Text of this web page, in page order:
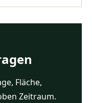
Fläche,
Zeitraum.